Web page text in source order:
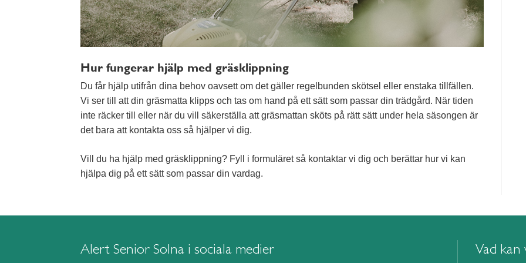
Hur fungerar hjälp med gräsklippning
Du får hjälp utifrån dina behov oavsett om det gäller regelbunden skötsel eller enstaka tillfällen.
Vi ser till att din gräsmatta klipps och tas om hand på ett sätt som passar din trädgård. När tiden
inte räcker till eller när du vill säkerställa att gräsmattan sköts på rätt sätt under hela säsongen är
det bara att kontakta oss så hjälper vi dig.
Vill du ha hjälp med gräsklippning? Fyll i formuläret så kontaktar vi dig och berättar hur vi kan
hjälpa dig på ett sätt som passar din vardag.
Alert Senior Solna i sociala medier Vad kan